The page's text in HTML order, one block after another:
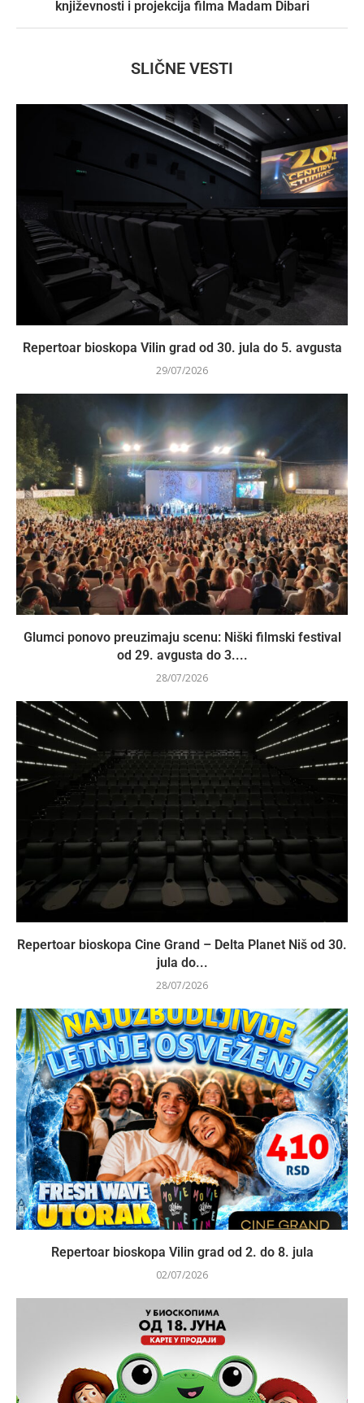
književnosti i projekcija filma Madam Dibari
SLIČNE VESTI
Repertoar bioskopa Vilin grad od 30. jula do 5. avgusta
29/07/2026
Glumci ponovo preuzimaju scenu: Niški filmski festival
od 29. avgusta do 3....
28/07/2026
Repertoar bioskopa Cine Grand – Delta Planet Niš od 30.
jula do...
28/07/2026
Repertoar bioskopa Vilin grad od 2. do 8. jula
02/07/2026